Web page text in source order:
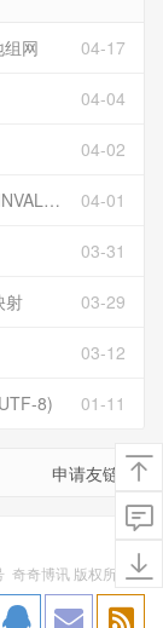
04-17
网
04-04
04-02
04-01
EDGE浏览器访问https页面显示ERR_CERT_INVALID且无法跳过继续访问
03-31
03-29
射
03-12
01-11
8)
申请友链
奇奇博讯 版权所有